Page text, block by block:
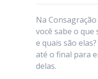
Na
você sabe o
e quais são
até o final para
delas.